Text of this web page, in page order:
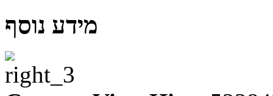
מידע נוסף